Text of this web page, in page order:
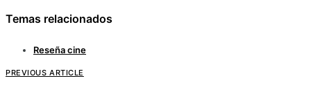
Temas relacionados
Reseña cine
PREVIOUS ARTICLE